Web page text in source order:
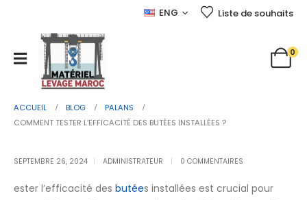
ENG Liste de souhaits
0
ACCUEIL BLOG
PALANS
COMMENT TESTER L’EFFICACITÉ DES BUTÉES INSTALLÉES ?
SEPTEMBRE 26, 2024 ADMINISTRATEUR 0 COMMENTAIRES
ester l’efficacité des butées installées est crucial pour